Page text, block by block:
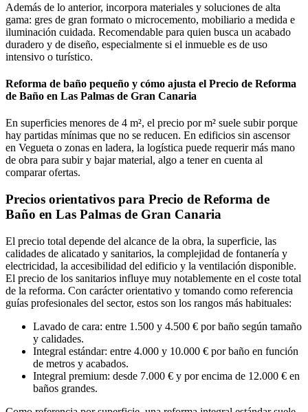
Además de lo anterior, incorpora materiales y soluciones de alta
gama: gres de gran formato o microcemento, mobiliario a medida e
iluminación cuidada. Recomendable para quien busca un acabado
duradero y de diseño, especialmente si el inmueble es de uso
intensivo o turístico.
Reforma de baño pequeño y cómo ajusta el Precio de Reforma
de Baño en Las Palmas de Gran Canaria
En superficies menores de 4 m², el precio por m² suele subir porque
hay partidas mínimas que no se reducen. En edificios sin ascensor
en Vegueta o zonas en ladera, la logística puede requerir más mano
de obra para subir y bajar material, algo a tener en cuenta al
comparar ofertas.
Precios orientativos para Precio de Reforma de
Baño en Las Palmas de Gran Canaria
El precio total depende del alcance de la obra, la superficie, las
calidades de alicatado y sanitarios, la complejidad de fontanería y
electricidad, la accesibilidad del edificio y la ventilación disponible.
El precio de los sanitarios influye muy notablemente en el coste total
de la reforma. Con carácter orientativo y tomando como referencia
guías profesionales del sector, estos son los rangos más habituales:
Lavado de cara: entre 1.500 y 4.500 € por baño según tamaño
y calidades.
Integral estándar: entre 4.000 y 10.000 € por baño en función
de metros y acabados.
Integral premium: desde 7.000 € y por encima de 12.000 € en
baños grandes.